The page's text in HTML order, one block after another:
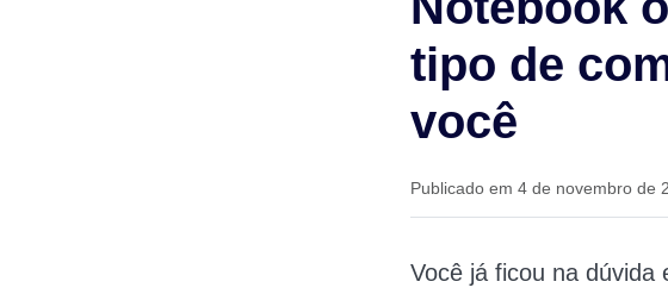
tipo de
você
Publicado em 4 de novembro de
Você já ficou na dúvida